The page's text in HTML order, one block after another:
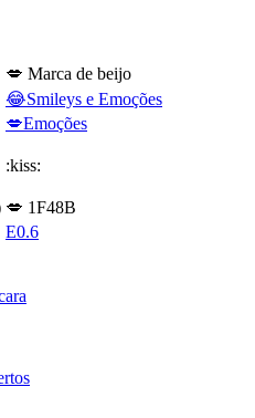
💋 Marca de beijo
😂Smileys e Emoções
💋Emoções
:kiss:
💋 1F48B
E0.6